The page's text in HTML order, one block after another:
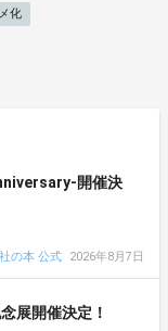
化
開催決
の本 公式
2026年8月7日
展開催決定！